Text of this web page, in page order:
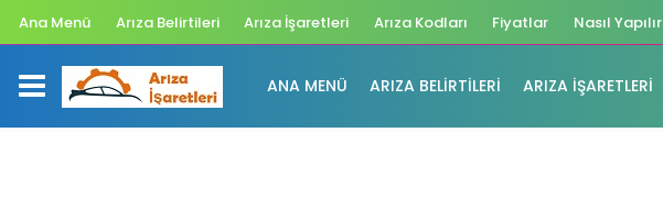
Ana Menü Arıza Belirtileri Arıza İşaretleri Arıza Kodları Fiyatlar Nasıl Yapılır
ANA MENÜ ARIZA BELIRTILERI ARIZA İŞARETLERI